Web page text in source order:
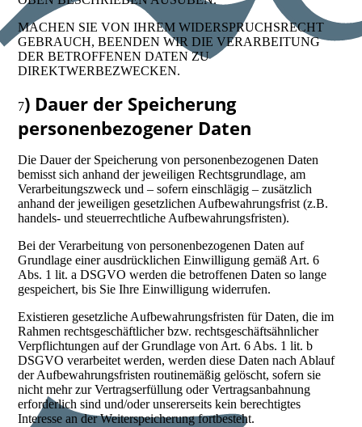
MACHEN SIE VON IHREM WIDERSPRUCHSRECHT
GEBRAUCH, BEENDEN WIR DIE VERARBEITUNG
DER BETROFFENEN DATEN ZU
DIREKTWERBEZWECKEN.
7) Dauer der Speicherung
personenbezogener Daten
Die Dauer der Speicherung von personenbezogenen Daten
bemisst sich anhand der jeweiligen Rechtsgrundlage, am
Verarbeitungszweck und – sofern einschlägig – zusätzlich
anhand der jeweiligen gesetzlichen Aufbewahrungsfrist (z.B.
handels- und steuerrechtliche Aufbewahrungsfristen).
Bei der Verarbeitung von personenbezogenen Daten auf
Grundlage einer ausdrücklichen Einwilligung gemäß Art. 6
Abs. 1 lit. a DSGVO werden die betroffenen Daten so lange
gespeichert, bis Sie Ihre Einwilligung widerrufen.
Existieren gesetzliche Aufbewahrungsfristen für Daten, die im
Rahmen rechtsgeschäftlicher bzw. rechtsgeschäftsähnlicher
Verpflichtungen auf der Grundlage von Art. 6 Abs. 1 lit. b
DSGVO verarbeitet werden, werden diese Daten nach Ablauf
der Aufbewahrungsfristen routinemäßig gelöscht, sofern sie
nicht mehr zur Vertragserfüllung oder Vertragsanbahnung
erforderlich sind und/oder unsererseits kein berechtigtes
Interesse an der Weiterspeicherung fortbesteht.